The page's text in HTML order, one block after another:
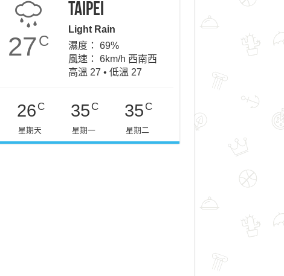
27C
Taipei
Light Rain
濕度： 69%
風速： 6km/h 西南西
高溫 27 • 低溫 27
26 C
星期天
35 C
星期一
35 C
星期二